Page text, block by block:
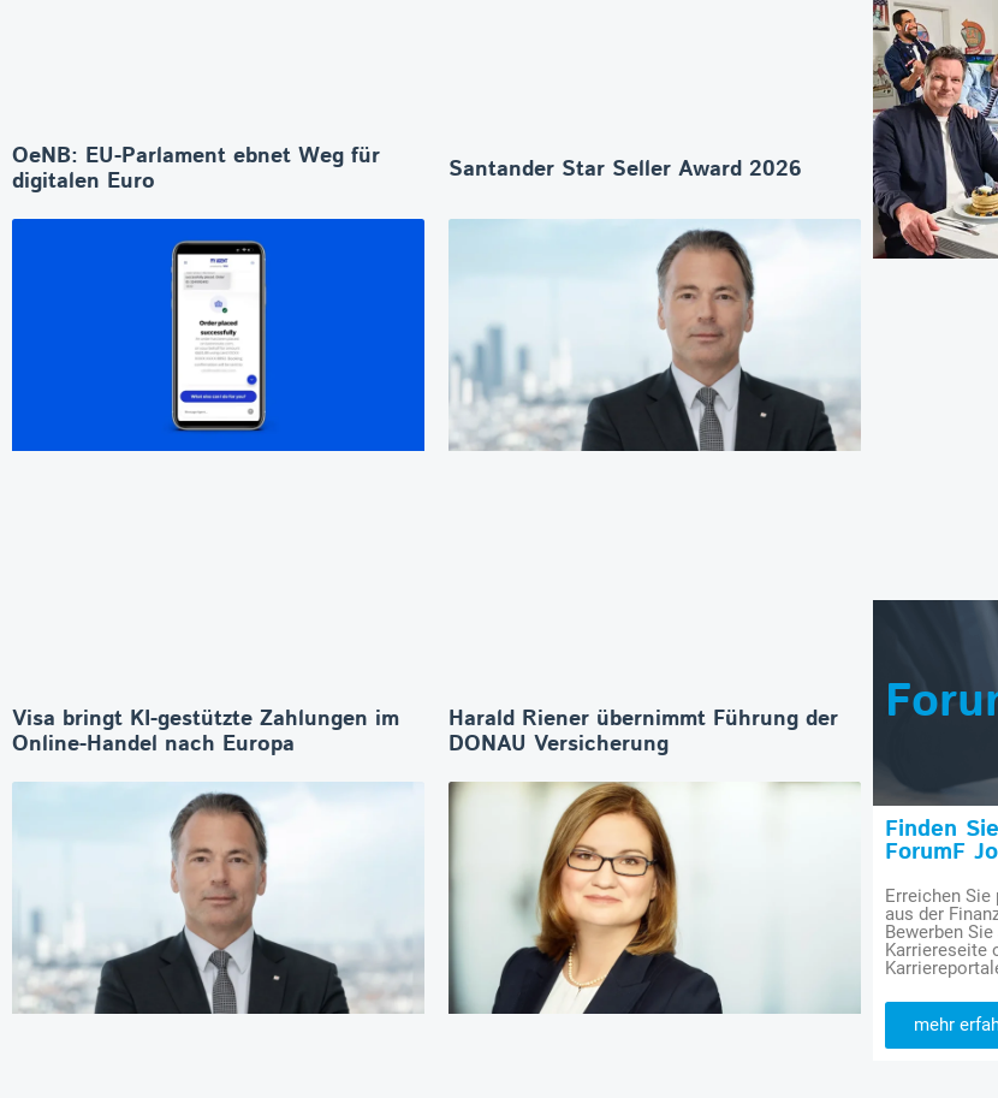
OeNB: EU-Parlament ebnet Weg für
digitalen Euro
Santander Star Seller Award 2026
Visa bringt KI-gestützte Zahlungen im
Online-Handel nach Europa
Harald Riener übernimmt Führung der
DONAU Versicherung
Finden
ForumF
Erreichen
aus der
Bewerben
Karriereseite
mehr